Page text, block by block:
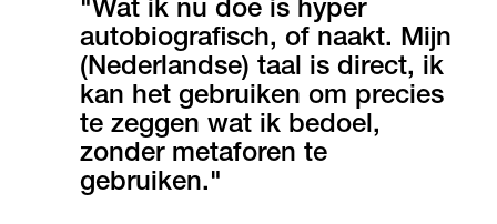
"Wat ik nu doe is hyper
autobiografisch, of naakt. Mijn
(Nederlandse) taal is direct, ik
kan het gebruiken om precies
te zeggen wat ik bedoel,
zonder metaforen te
gebruiken."